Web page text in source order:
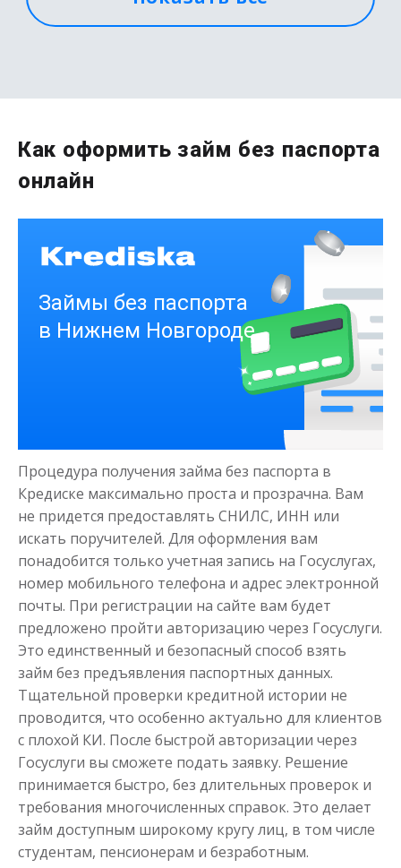
Деньги на здоровье
до ₽
до 21 дня
Получить
Моментальный займ
Сумма до 50 000₽
Срок от 1до 21 дня
Получить
Как оформить займ без паспорта
онлайн
Процедура получения займа без паспорта в
Кредиске максимально проста и прозрачна. Вам
не придется предоставлять СНИЛС, ИНН или
искать поручителей. Для оформления вам
понадобится только учетная запись на Госуслугах,
номер мобильного телефона и адрес электронной
почты. При регистрации на сайте вам будет
предложено пройти авторизацию через Госуслуги.
Это единственный и безопасный способ взять
займ без предъявления паспортных данных.
Тщательной проверки кредитной истории не
проводится, что особенно актуально для клиентов
с плохой КИ. После быстрой авторизации через
Госуслуги вы сможете подать заявку. Решение
принимается быстро, без длительных проверок и
требования многочисленных справок. Это делает
займ доступным широкому кругу лиц, в том числе
студентам, пенсионерам и безработным.